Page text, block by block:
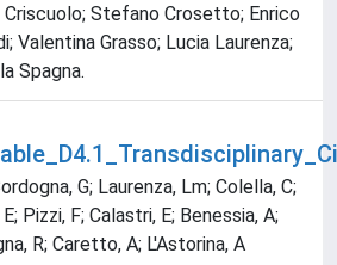
Criscuolo; Stefano Crosetto; Enrico
Valentina Grasso; Lucia Laurenza;
Spagna.
G; Laurenza, Lm; Colella, C;
Pizzi, F; Calastri, E; Benessia, A;
R; Caretto, A; L'Astorina, A